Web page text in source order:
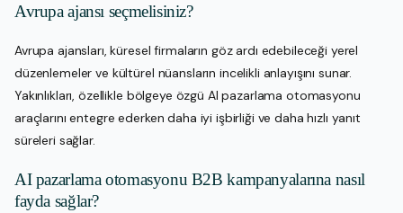
Avrupa ajansı seçmelisiniz?
Avrupa ajansları, küresel firmaların göz ardı edebileceği yerel
düzenlemeler ve kültürel nüansların incelikli anlayışını sunar.
Yakınlıkları, özellikle bölgeye özgü AI pazarlama otomasyonu
araçlarını entegre ederken daha iyi işbirliği ve daha hızlı yanıt
süreleri sağlar.
AI pazarlama otomasyonu B2B kampanyalarına nasıl
fayda sağlar?